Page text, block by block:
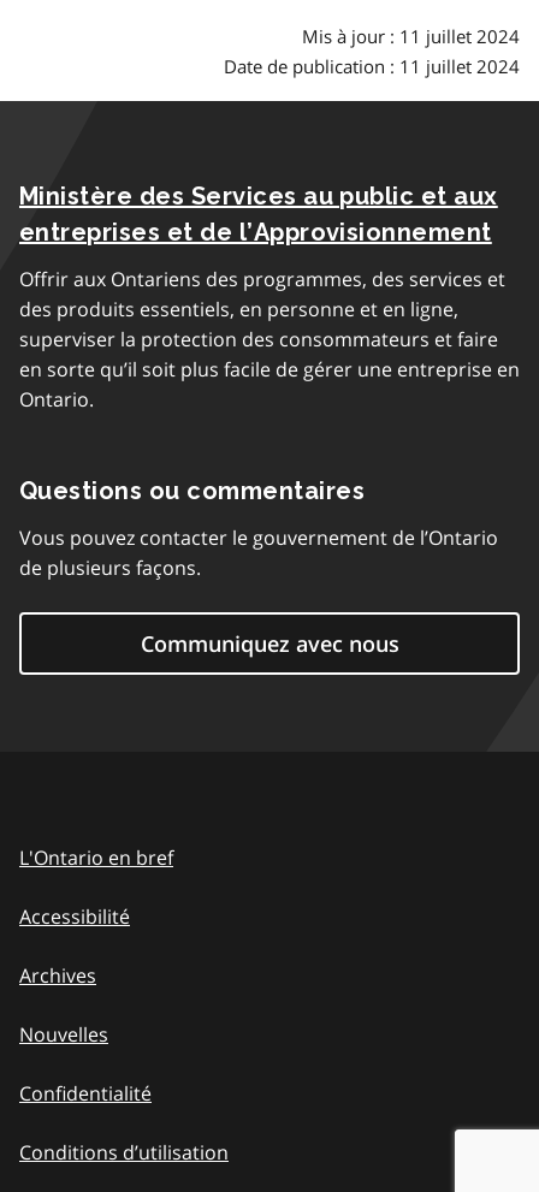
Mis à jour : 11 juillet 2024
Date de publication : 11 juillet 2024
Ministère des Services au public et aux
entreprises et de l’Approvisionnement
Offrir aux Ontariens des programmes, des services et
des produits essentiels, en personne et en ligne,
superviser la protection des consommateurs et faire
en sorte qu’il soit plus facile de gérer une entreprise en
Ontario.
Questions ou commentaires
Vous pouvez contacter le gouvernement de l’Ontario
de plusieurs façons.
Communiquez avec nous
L'Ontario en bref
Accessibilité
Archives
Nouvelles
Confidentialité
Conditions d’utilisation